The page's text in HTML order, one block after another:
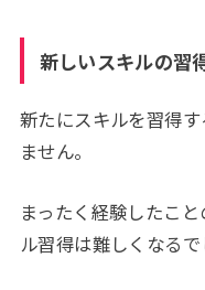
新しいスキルの習
新たにスキルを習得
ません。
まったく経験したこ
ル習得は難しくなるで